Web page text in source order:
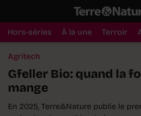
Hors-séries À la une Terroir
Agritech
Gfeller Bio: quand la
mange
En 2025, Terre&Nature publie le